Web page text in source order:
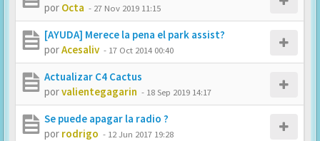
por Octa - 27 Nov 2019 11:15
[AYUDA] Merece la pena el park assist?
porAcesaliv - 17 Oct 2014 00:40
Actualizar C4 Cactus
porvalientegagarin - 18 Sep 2019 14:17
Se puede apagar la radio ?
por rodrigo - 12 Jun 2017 19:28